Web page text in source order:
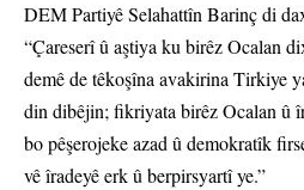
DEM Partiyê Selahattîn Barinç di
“Çareserî û aştiya ku birêz Ocalan
demê de têkoşîna avakirina Tirkiye
din dibêjin; fikriyata birêz Ocalan û
bo pêşerojeke azad û demokratîk
vê îradeyê erk û berpirsyartî ye.”